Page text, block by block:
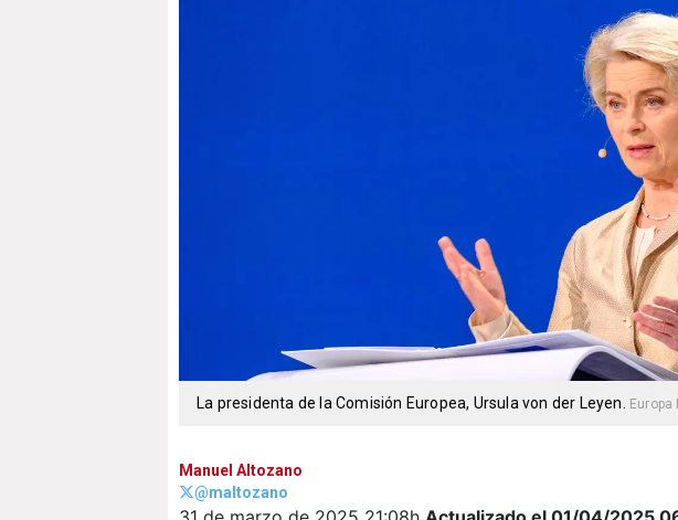
La presidenta de la Comisión Europea, Ursula von der Leyen. Europa
Manuel Altozano
@maltozano